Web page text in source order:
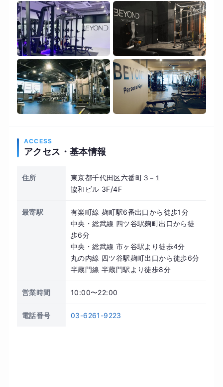
ACCESS
アクセス・基本情報
住所
東京都千代田区六番町３−１
協和ビル 3F/4F
最寄駅
有楽町線 麹町駅6番出口から徒歩1分
中央・総武線 四ツ谷駅麹町出口から徒
歩6分
中央・総武線 市ヶ谷駅より徒歩4分
丸の内線 四ツ谷駅麹町出口から徒歩6分
半蔵門線 半蔵門駅より徒歩8分
営業時間 10:00〜22:00
電話番号 03-6261-9223